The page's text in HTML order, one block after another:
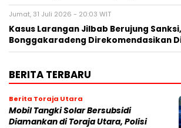
Jumat, 31 Juli 2026 - 20:03 WIT
Kasus Larangan Jilbab Berujung
Bonggakaradeng Direkomendasikan
BERITA TERBARU
Berita Toraja Utara
Mobil Tangki Solar Bersubsidi
Diamankan di Toraja Utara, Polisi